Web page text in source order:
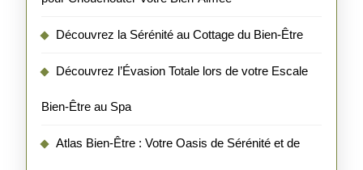
Découvrez la Sérénité au Cottage du Bien-Être
Découvrez l’Évasion Totale lors de votre Escale
Bien-Être au Spa
Atlas Bien-Être : Votre Oasis de Sérénité et de